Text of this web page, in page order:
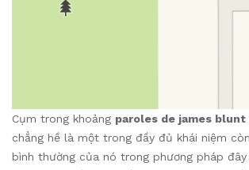
Cụm trong khoảng paroles de james blunt
chẳng hề là một trong đầy đủ khái niệm
bình thường của nó trong phương pháp